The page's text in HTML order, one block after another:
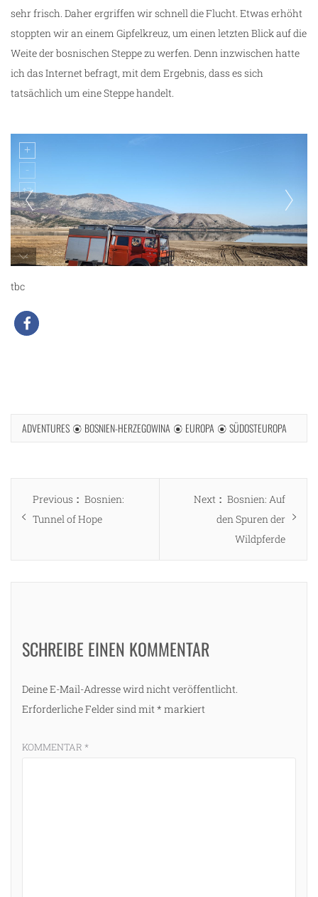
sehr frisch. Daher ergriffen wir schnell die Flucht. Etwas erhöht
stoppten wir an einem Gipfelkreuz, um einen letzten Blick auf die
Weite der bosnischen Steppe zu werfen. Denn inzwischen hatte
ich das Internet befragt, mit dem Ergebnis, dass es sich
tatsächlich um eine Steppe handelt.
tbc
ADVENTURES BOSNIEN-HERZEGOWINA EUROPA SÜDOSTEUROPA
Beitragsnavigation
Previous
Previous
post:
Bosnien:
Tunnel of Hope
Next
Next
post:
Bosnien: Auf
den Spuren der
Wildpferde
SCHREIBE EINEN KOMMENTAR
Deine E-Mail-Adresse wird nicht veröffentlicht.
Erforderliche Felder sind mit * markiert
KOMMENTAR *